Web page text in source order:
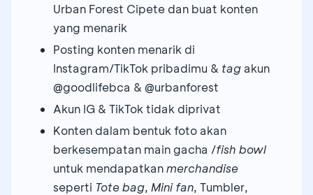
Urban Forest Cipete dan buat konten
yang menarik
Posting konten menarik di
Instagram/TikTok pribadimu & tag akun
@goodlifebca & @urbanforest
Akun IG & TikTok tidak diprivat
Konten dalam bentuk foto akan
berkesempatan main gacha /fish bowl
untuk mendapatkanmerchandise
seperti Tote bag, Mini fan, Tumbler,